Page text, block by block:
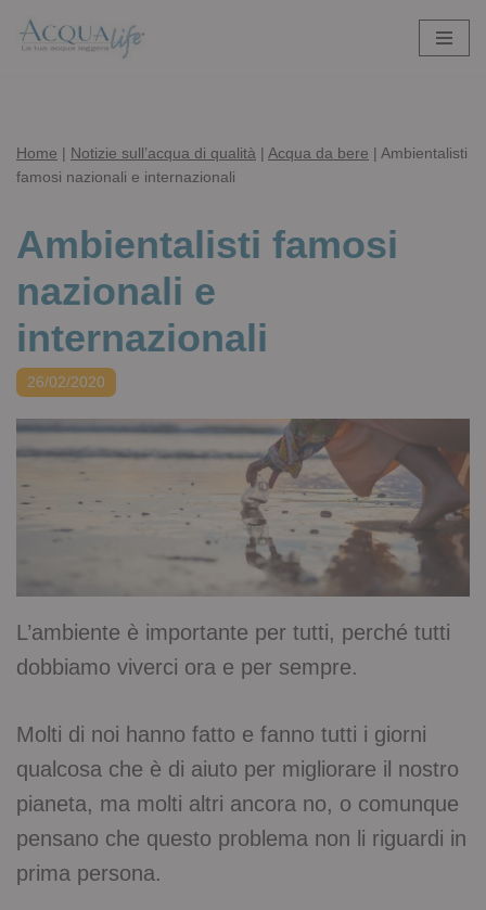
Home | Notizie sull’acqua di qualità | Acqua da bere | Ambientalisti
famosi nazionali e internazionali
Ambientalisti famosi
nazionali e
internazionali
26/02/2020
L’ambiente è importante per tutti, perché tutti
dobbiamo viverci ora e per sempre.
Molti di noi hanno fatto e fanno tutti i giorni
qualcosa che è di aiuto per migliorare il nostro
pianeta, ma molti altri ancora no, o comunque
pensano che questo problema non li riguardi in
prima persona.